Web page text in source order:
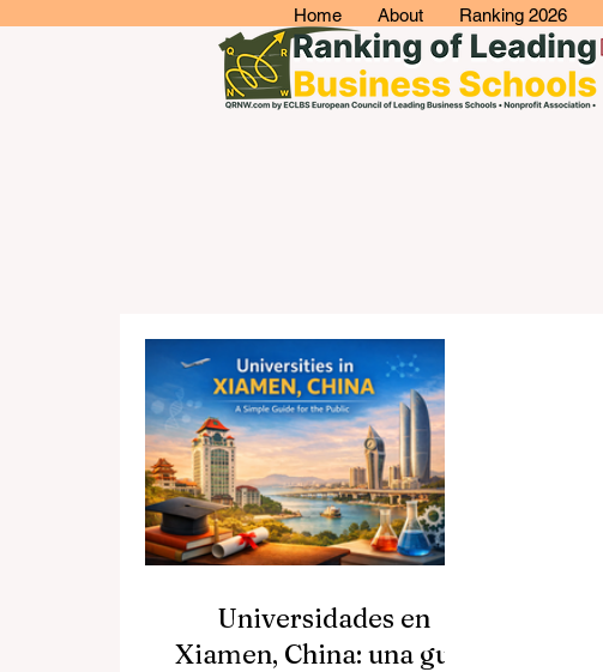
Home About Ranking 2026
Universidades en
Xiamen, China: una guía